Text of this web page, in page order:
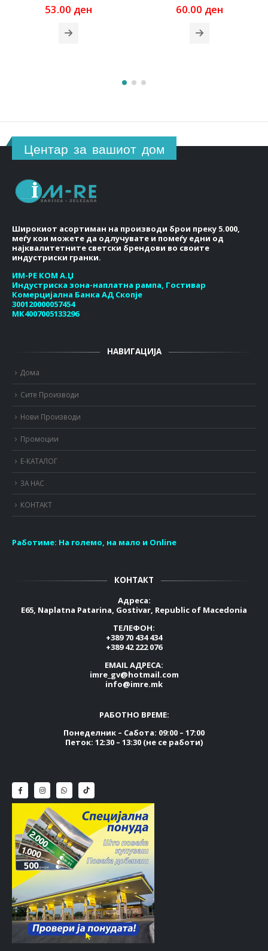
60.00ден
Original
price
was:
58.00
Центар за вашиот дом
Широкиот асортиман на производи брои преку 5.000,
меѓу кои можете да одлучувате и помеѓу едни од
најквалитетните светски брендови во своите
индустриски гранки.
ИМ-РЕ КОМ А.Џ
Индустриска зона-наплатна рампа, Гостивар
Комерцијална Банка АД Скопје
300120000057454
МК4007005133296
НАВИГАЦИЈА
Дома
Сите Производи
Нови Производи
Промоции
Е-КАТАЛОГ
ЗА НАС
КОНТАКТ
Работиме: На големо, на мало и Online
КОНТАКТ
Адреса:
E65, Naplatna Patarina, Gostivar, Republic of Macedonia
ТЕЛЕФОН:
+389 70 434 434
+389 42 222 076
EMAIL АДРЕСА:
imre_gv@hotmail.com
info@imre.mk
РАБОТНО ВРЕМЕ:
Понеделник – Сабота: 09:00 – 17:00
Петок: 12:30 – 13:30 (не се работи)